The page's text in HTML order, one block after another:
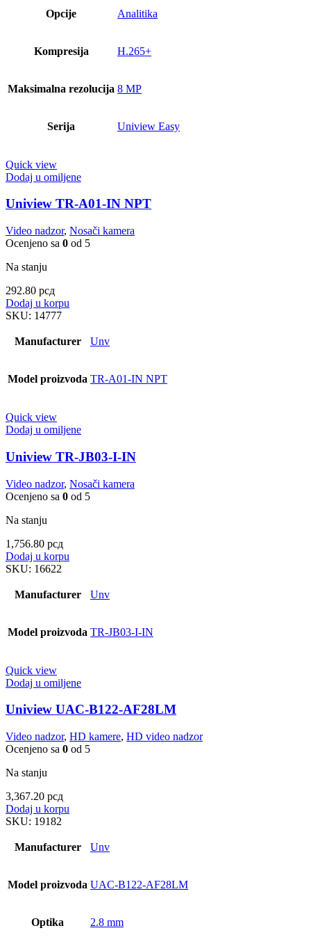
Opcije Analitika
Kompresija H.265+
Maksimalna rezolucija 8 MP
Serija Uniview Easy
Quick view
Dodaj u omiljene
Uniview TR-A01-IN NPT
Video nadzor, Nosači kamera
Ocenjeno sa 0 od 5
Na stanju
292.80 рсд
Dodaj u korpu
SKU: 14777
Manufacturer Unv
Model proizvoda TR-A01-IN NPT
Quick view
Dodaj u omiljene
Uniview TR-JB03-I-IN
Video nadzor, Nosači kamera
Ocenjeno sa 0 od 5
Na stanju
1,756.80 рсд
Dodaj u korpu
SKU: 16622
Manufacturer Unv
Model proizvoda TR-JB03-I-IN
Quick view
Dodaj u omiljene
Uniview UAC-B122-AF28LM
Video nadzor, HD kamere, HD video nadzor
Ocenjeno sa 0 od 5
Na stanju
3,367.20 рсд
Dodaj u korpu
SKU: 19182
Manufacturer Unv
Model proizvoda UAC-B122-AF28LM
Optika 2.8 mm